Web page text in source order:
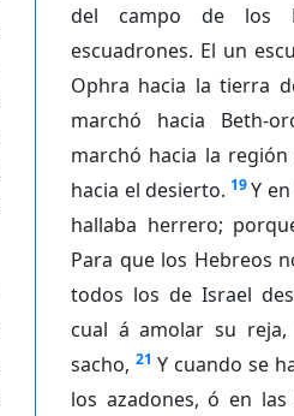
del campo de los
escuadrones. El un
Ophra hacia la tierra
marchó hacia Beth-
marchó hacia la
hacia el desierto. 19Y
hallaba herrero;
Para que los Hebreos
todos los de Israel
cual á amolar su
sacho, 21 Y cuando se
los azadones, ó en